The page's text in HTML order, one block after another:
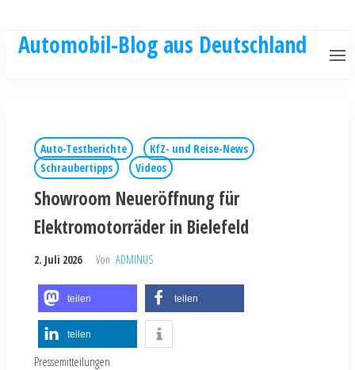
Automobil-Blog aus Deutschland
Auto-Testberichte
KfZ- und Reise-News
Schraubertipps
Videos
Showroom Neueröffnung für
Elektromotorräder in Bielefeld
2. Juli 2026 Von ADMINUS
teilen teilen
teilen
Pressemitteilungen